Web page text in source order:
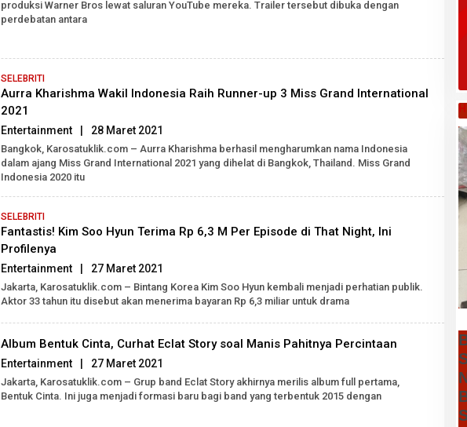
produksi Warner Bros lewat saluran YouTube mereka. Trailer tersebut dibuka dengan
perdebatan antara
SELEBRITI
Aurra Kharishma Wakil Indonesia Raih Runner-up 3 Miss Grand International
2021
Entertainment | 28 Maret 2021
Robert
Tarigan
Bangkok, Karosatuklik.com – Aurra Kharishma berhasil mengharumkan nama Indonesia
dalam ajang Miss Grand International 2021 yang dihelat di Bangkok, Thailand. Miss Grand
Indonesia 2020 itu
SELEBRITI
Fantastis! Kim Soo Hyun Terima Rp 6,3 M Per Episode di That Night, Ini
Profilenya
Entertainment | 27 Maret 2021
Robert
Tarigan
Jakarta, Karosatuklik.com – Bintang Korea Kim Soo Hyun kembali menjadi perhatian publik.
Aktor 33 tahun itu disebut akan menerima bayaran Rp 6,3 miliar untuk drama
Album Bentuk Cinta, Curhat Eclat Story soal Manis Pahitnya Percintaan
Entertainment | 27 Maret 2021
Robert
Tarigan
Jakarta, Karosatuklik.com – Grup band Eclat Story akhirnya merilis album full pertama,
Bentuk Cinta. Ini juga menjadi formasi baru bagi band yang terbentuk 2015 dengan